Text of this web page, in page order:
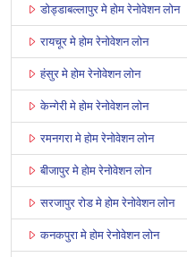
डोड्डाबल्लापुर मे होम रेनोवेशन लोन
रायचूर मे होम रेनोवेशन लोन
हंसुर मे होम रेनोवेशन लोन
केन्गेरी मे होम रेनोवेशन लोन
रमनगरा मे होम रेनोवेशन लोन
बीजापुर मे होम रेनोवेशन लोन
सरजापुर रोड मे होम रेनोवेशन लोन
कनकपुरा मे होम रेनोवेशन लोन